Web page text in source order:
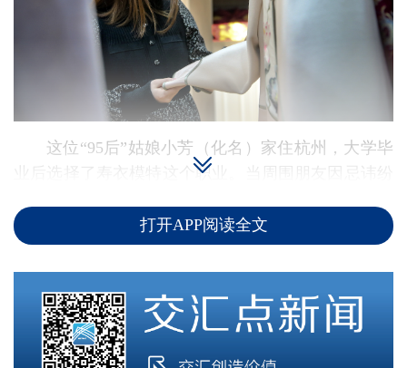
这位“95后”姑娘小芳（化名）家住杭州，大学毕
业后选择了寿衣模特这个职业。当周围朋友因忌讳纷
这份貌似不太吉利的工作，一做就是三年之久。从刚
开始的误打误撞甚至不敢直视寿衣，到现在真诚地穿
上寿衣在直播间向观众展示，为客户带去最真实的效
果，小芳觉得这份工作并不那么可怕，让更多人能够
体面地与世界告别，她认为很有意义。
一天，小芳接到同城一个女孩的咨询，母亲病
打开APP阅读全文